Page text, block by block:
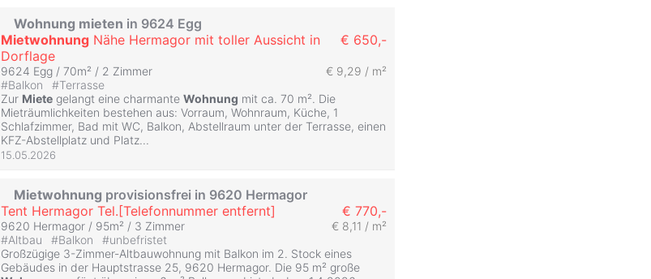
Wohnung mieten in 9624 Egg
Mietwohnung Nähe Hermagor mit toller Aussicht in
Dorflage
€ 650,-
9624 Egg / 70m² / 2 Zimmer
€ 9,29 / m²
#Balkon #Terrasse
Zur Miete gelangt eine charmante Wohnung mit ca. 70 m². Die
Mieträumlichkeiten bestehen aus: Vorraum, Wohnraum, Küche, 1
Schlafzimmer, Bad mit WC, Balkon, Abstellraum unter der Terrasse, einen
KFZ-Abstellplatz und Platz...
15.05.2026
Mietwohnung provisionsfrei in 9620 Hermagor
Tent Hermagor Tel.[Telefonnummer entfernt]
€ 770,-
9620 Hermagor / 95m² / 3 Zimmer
€ 8,11 / m²
#Altbau #Balkon #unbefristet
Großzügige 3-Zimmer-Altbauwohnung mit Balkon im 2. Stock eines
Gebäudes in der Hauptstrasse 25, 9620 Hermagor. Die 95 m² große